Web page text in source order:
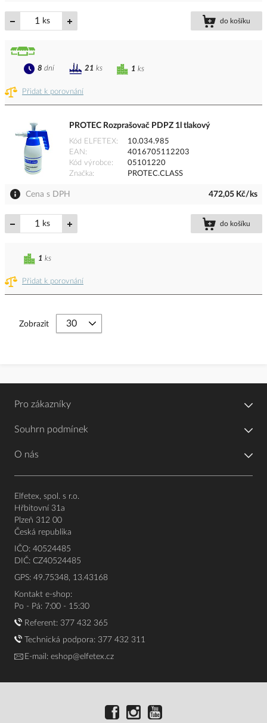
ks do košíku
Přidat k porovnání
1 ks
8 dní 21 ks
PROTEC Rozprašovač PDPZ 1l tlakový
Kód ELFETEX
10.034.985
EAN
4016705112203
Kód výrobce
05101220
Značka
PROTEC.CLASS
Cena s DPH 472,05 Kč/ks
ks do košíku
Přidat k porovnání
1 ks
Zobrazit
Pro zákazníky
Souhrn podmínek
O nás
Elfetex, spol. s r.o.
Hřbitovní 31a
Plzeň 312 00
Česká republika
IČO: 40524485
DIČ: CZ40524485
GPS: 49.75348, 13.43168
Kontakt e-shop:
Po - Pá: 7:00 - 15:30
Referent: 377 432 365
Technická podpora: 377 432 311
E-mail: eshop@elfetex.cz